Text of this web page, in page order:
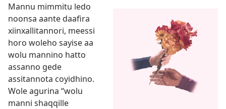
Mannu mimmitu ledo
noonsa aante daafira
xiinxallitannori, meessi
horo woleho sayise aa
wolu mannino hatto
assanno gede
assitannota coyidhino.
Wole agurina “wolu
manni shaqqille